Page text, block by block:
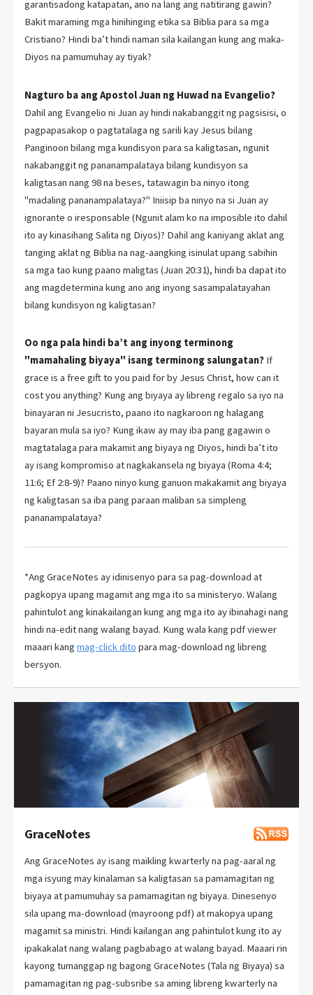
garantisadong katapatan, ano na lang ang natitirang gawin?
Bakit maraming mga hinihinging etika sa Biblia para sa mga
Cristiano? Hindi ba’t hindi naman sila kailangan kung ang maka-
Diyos na pamumuhay ay tiyak?
Nagturo ba ang Apostol Juan ng Huwad na Evangelio?
Dahil ang Evangelio ni Juan ay hindi nakabanggit ng pagsisisi, o
pagpapasakop o pagtatalaga ng sarili kay Jesus bilang
Panginoon bilang mga kundisyon para sa kaligtasan, ngunit
nakabanggit ng pananampalataya bilang kundisyon sa
kaligtasan nang 98 na beses, tatawagin ba ninyo itong
"madaling pananampalataya?" Iniisip ba ninyo na si Juan ay
ignorante o iresponsable (Ngunit alam ko na imposible ito dahil
ito ay kinasihang Salita ng Diyos)? Dahil ang kaniyang aklat ang
tanging aklat ng Biblia na nag-aangking isinulat upang sabihin
sa mga tao kung paano maligtas (Juan 20:31), hindi ba dapat ito
ang magdetermina kung ano ang inyong sasampalatayahan
bilang kundisyon ng kaligtasan?
Oo nga pala hindi ba’t ang inyong terminong
"mamahaling biyaya" isang terminong salungatan? If
grace is a free gift to you paid for by Jesus Christ, how can it
cost you anything? Kung ang biyaya ay libreng regalo sa iyo na
binayaran ni Jesucristo, paano ito nagkaroon ng halagang
bayaran mula sa iyo? Kung ikaw ay may iba pang gagawin o
magtatalaga para makamit ang biyaya ng Diyos, hindi ba’t ito
ay isang kompromiso at nagkakansela ng biyaya (Roma 4:4;
11:6; Ef 2:8-9)? Paano ninyo kung ganuon makakamit ang biyaya
ng kaligtasan sa iba pang paraan maliban sa simpleng
pananampalataya?
*Ang GraceNotes ay idinisenyo para sa pag-download at
pagkopya upang magamit ang mga ito sa ministeryo. Walang
pahintulot ang kinakailangan kung ang mga ito ay ibinahagi nang
hindi na-edit nang walang bayad. Kung wala kang pdf viewer
maaari kang mag-click dito para mag-download ng libreng
bersyon.
GraceNotes
Ang GraceNotes ay isang maikling kwarterly na pag-aaral ng
mga isyung may kinalaman sa kaligtasan sa pamamagitan ng
biyaya at pamumuhay sa pamamagitan ng biyaya. Dinesenyo
sila upang ma-download (mayroong pdf) at makopya upang
magamit sa ministri. Hindi kailangan ang pahintulot kung ito ay
ipakakalat nang walang pagbabago at walang bayad. Maaari rin
kayong tumanggap ng bagong GraceNotes (Tala ng Biyaya) sa
pamamagitan ng pag-subsribe sa aming libreng kwarterly na